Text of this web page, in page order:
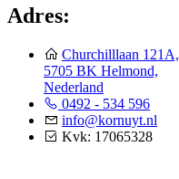
Adres:
Churchilllaan 121A,
5705 BK Helmond,
Nederland
0492 - 534 596
info@kornuyt.nl
Kvk: 17065328